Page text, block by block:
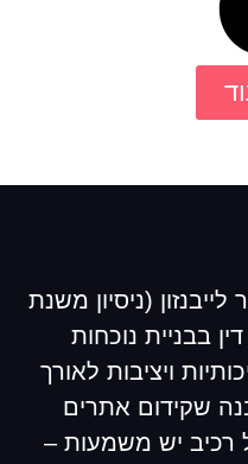
(ניסיון משנת
בבניית נוכחות
ויציבות לאורך
שקידום אתרים
רכיב יש משמעות –